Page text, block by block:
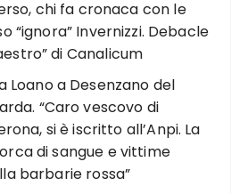
chi fa cronaca con le
“ignora” Invernizzi. Debacle
di Canalicum
Loano a Desenzano del
“Caro vescovo di
si è iscritto all’Anpi. La
di sangue e vittime
barbarie rossa”